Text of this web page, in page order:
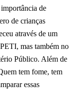
de
de crianças
através de um
mas também no
Público. Além de
tem fome, tem
essas